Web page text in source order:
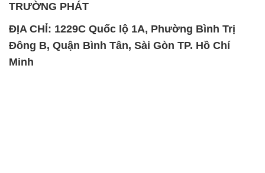
TRƯỜNG PHÁT
ĐỊA CHỈ: 1229C Quốc lộ 1A, Phường Bình Trị
Đông B, Quận Bình Tân, Sài Gòn TP. Hồ Chí
Minh